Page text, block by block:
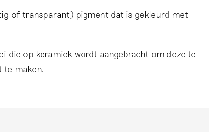
of transparant) pigment dat is gekleurd met
die op keramiek wordt aangebracht om deze te
te maken.